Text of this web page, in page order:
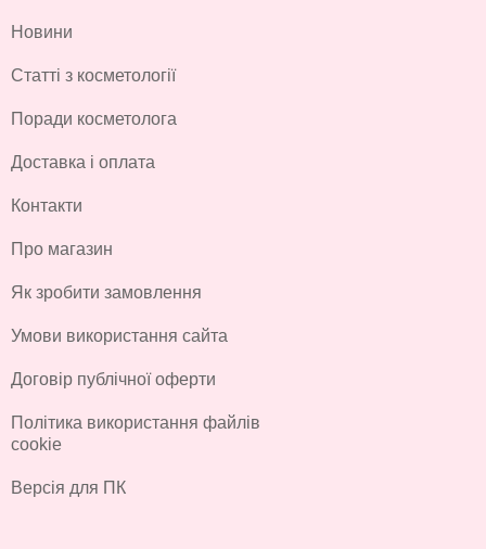
Новини
Статті з косметології
Поради косметолога
Доставка і оплата
Контакти
Про магазин
Як зробити замовлення
Умови використання сайта
Договір публічної оферти
Політика використання файлів
cookie
Версія для ПК